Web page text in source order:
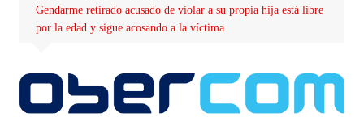
Gendarme retirado acusado de violar a su propia hija está libre
por la edad y sigue acosando a la víctima